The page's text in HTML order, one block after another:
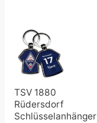
TSV 1880
Rüdersdorf
Schlüsselanhänger